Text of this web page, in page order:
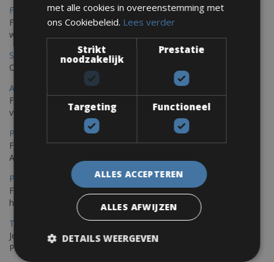
Frejus Fietsverhuur
Fréjus en Saint-Raphaël liggen aan de Middellandse Zee en
worden omringd door het Massif de l'Esterel
Saint Raphael Fietsverhuur
Ontdek Saint Raphael, gelegen in het prachtige Var op uw fiets
Ajaccio Fietsverhuur
Fietsen in Ajaccio, gelegen op het eiland Corsica, biedt een
verscheidenheid aan routes
Porec Fietsverhuur
Fiets over sfeervolle routes die zich uitstrekken langs de
Adriatische kust en het weelderige Istrische platteland.
Pula Fietsverhuur
Fietsen langs de Istrische kust is de ideale fietstocht voor wie
houdt van de Mediterrane zon.
Trieste-Pula Fietsverhuur
Je kunt een fiets huren met levering in Triëst en de fiets later in
Pula of elders in Istrië achterlaten.
met alle cookies in overeenstemming met
ons Cookiebeleid. Lees verder
Strikt
noodzakelijk
Prestatie
Targeting Functioneel
ALLES ACCEPTEREN
ALLES AFWIJZEN
DETAILS WEERGEVEN